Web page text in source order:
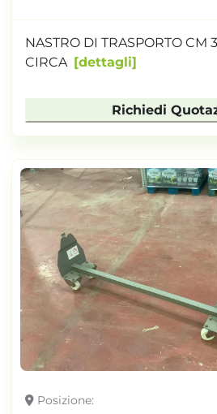
NASTRO DI TRASPORTO CM
CIRCA
dettagli
Richiedi
Posizione